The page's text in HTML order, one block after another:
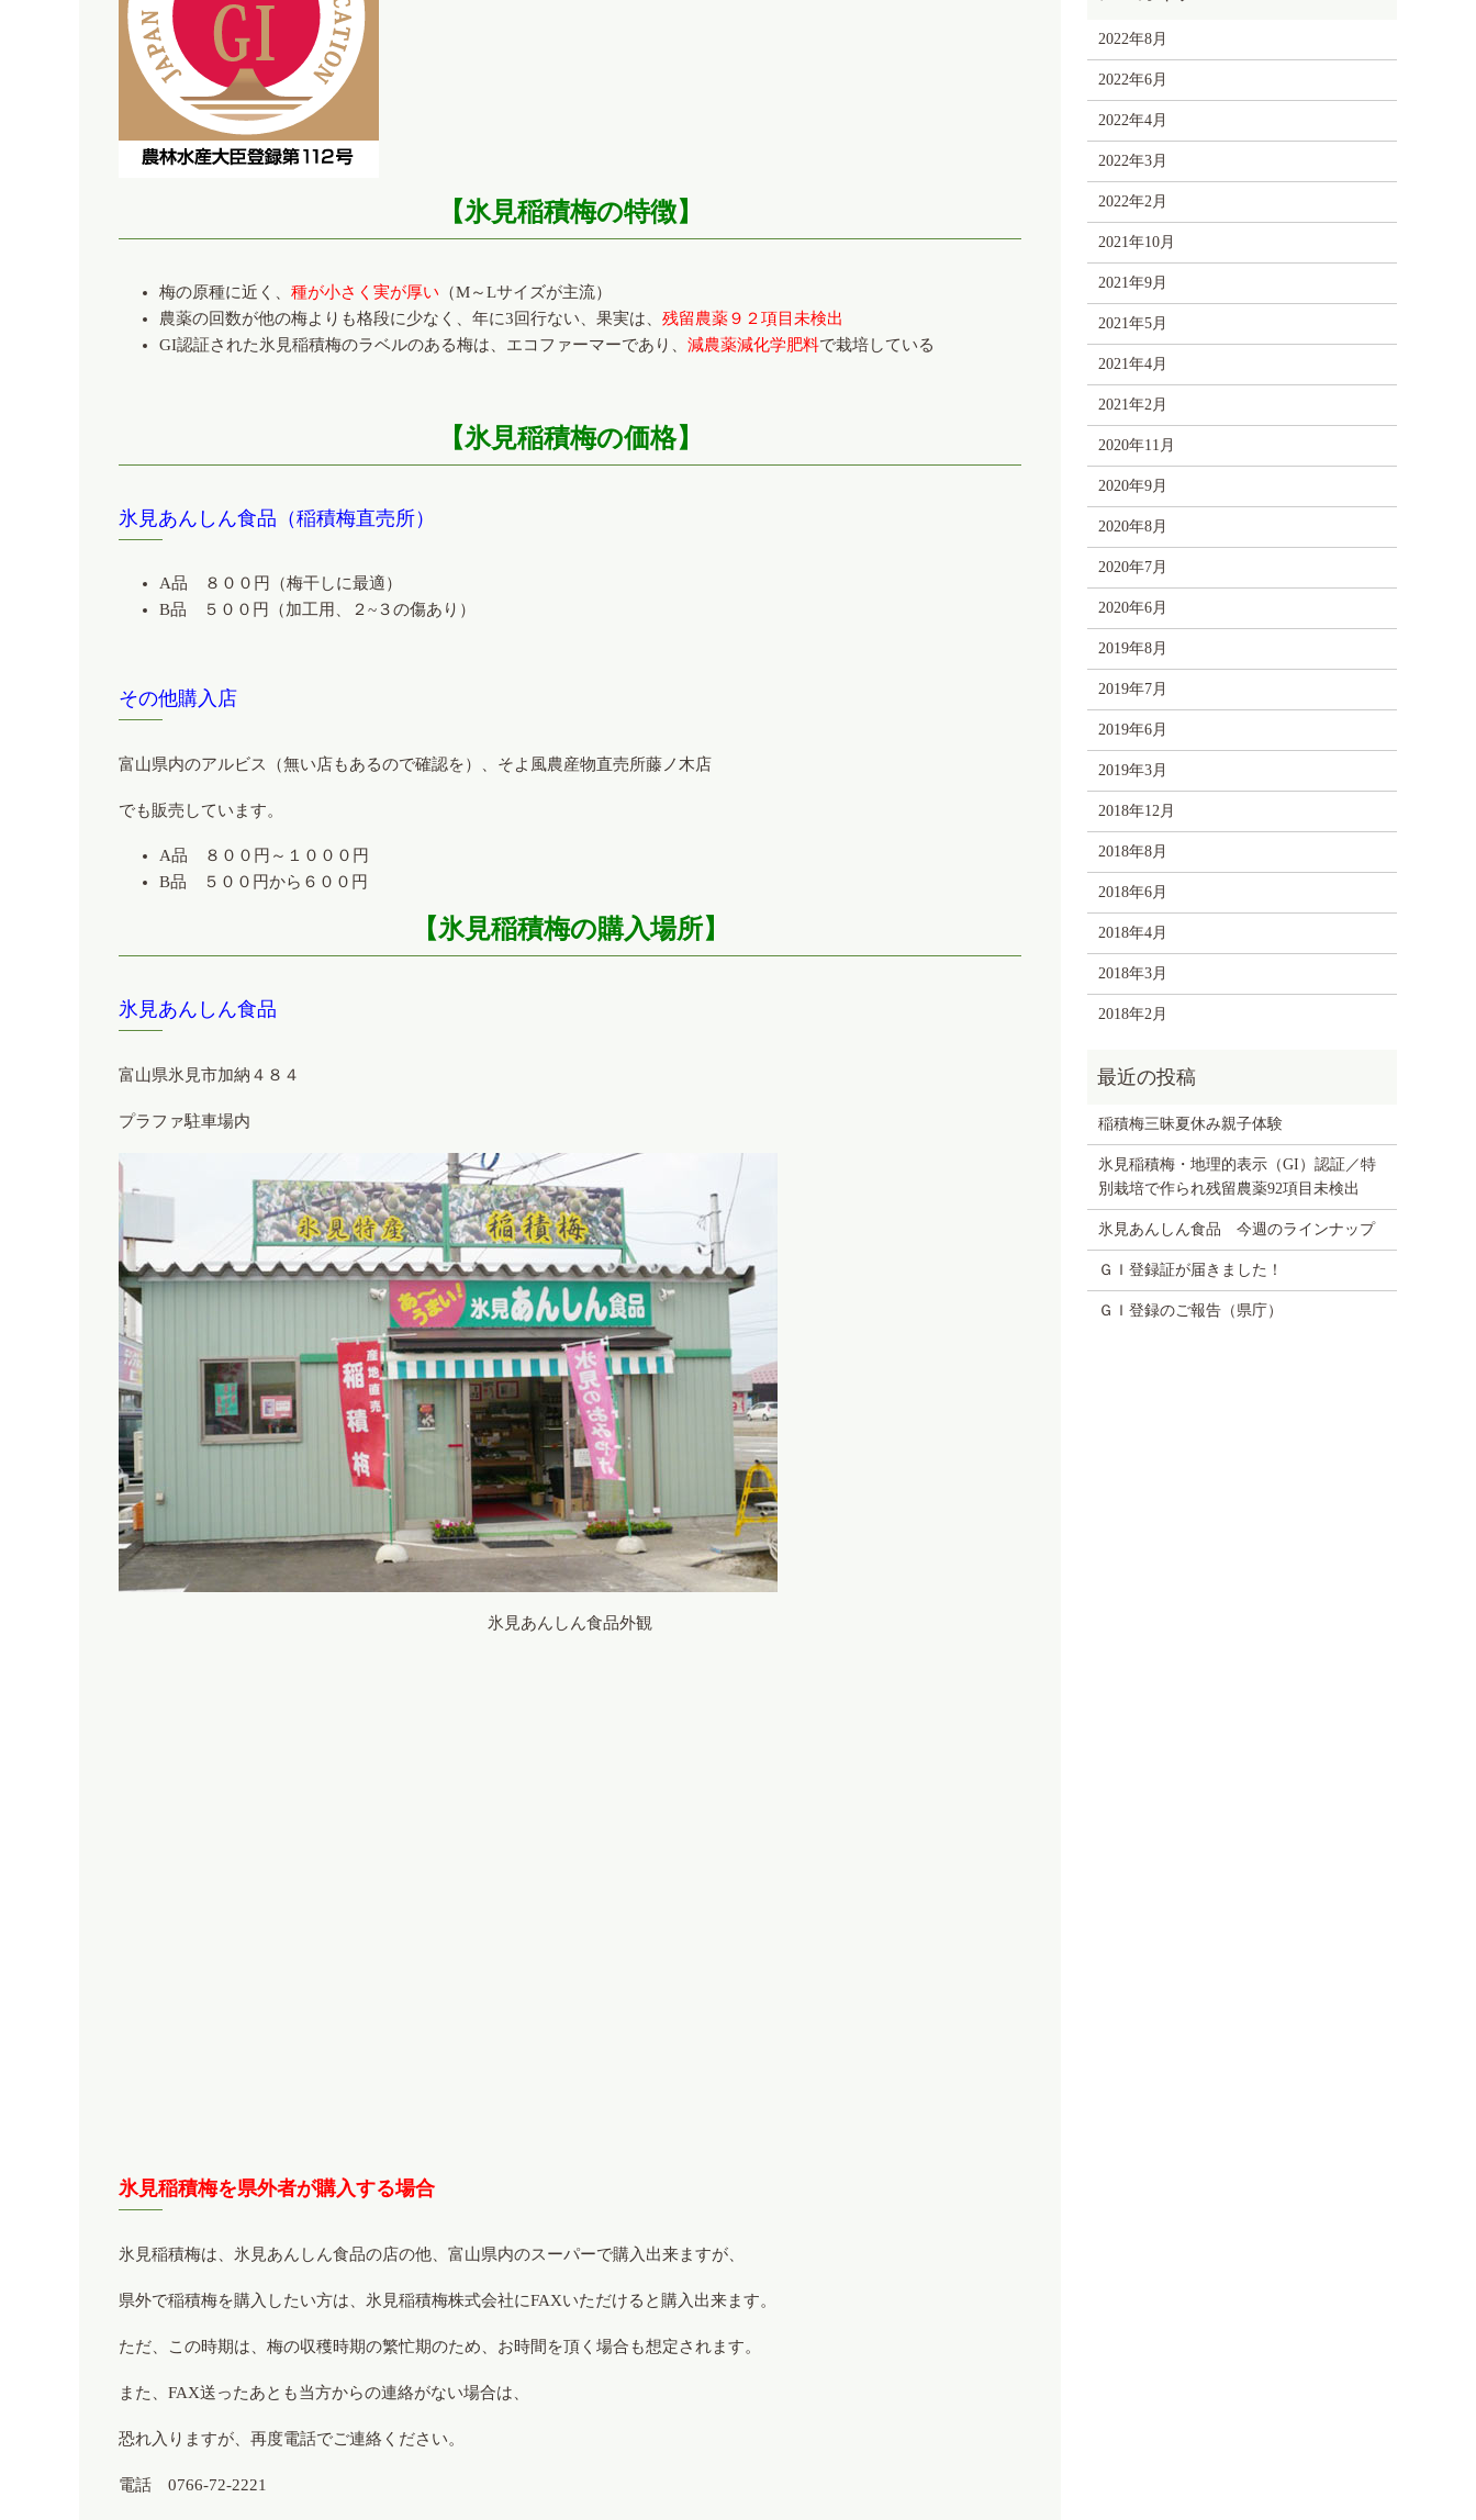
【氷見稲積梅の特徴】
梅の原種に近く、種が小さく実が厚い （M～Lサイズが主流）
農薬の回数が他の梅よりも格段に少なく、年に3回行ない、果実は、残留農薬９２項目未検出
GI認証された氷見稲積梅のラベルのある梅は、エコファーマーであり、減農薬減化学肥料で栽培している
【氷見稲積梅の価格】
氷見あんしん食品（稲積梅直売所）
A品 ８００円（梅干しに最適）
B品 ５００円（加工用、２~３の傷あり）
その他購入店
富山県内のアルビス（無い店もあるので確認を）、そよ風農産物直売所藤ノ木店
でも販売しています。
A品 ８００円～１０００円
B品 ５００円から６００円
【氷見稲積梅の購入場所】
氷見あんしん食品
富山県氷見市加納４８４
プラファ駐車場内
氷見あんしん食品外観
氷見稲積梅を県外者が購入する場合
氷見稲積梅は、氷見あんしん食品の店の他、富山県内のスーパーで購入出来ますが、
県外で稲積梅を購入したい方は、氷見稲積梅株式会社にFAXいただけると購入出来ます。
ただ、この時期は、梅の収穫時期の繁忙期のため、お時間を頂く場合も想定されます。
また、FAX送ったあとも当方からの連絡がない場合は、
恐れ入りますが、再度電話でご連絡ください。
電話 0766-72-2221
2022年8月
2022年6月
2022年4月
2022年3月
2022年2月
2021年10月
2021年9月
2021年5月
2021年4月
2021年2月
2020年11月
2020年9月
2020年8月
2020年7月
2020年6月
2019年8月
2019年7月
2019年6月
2019年3月
2018年12月
2018年8月
2018年6月
2018年4月
2018年3月
2018年2月
稲積梅三昧夏休み親子体験
氷見稲積梅・地理的表示（GI）認証／特
別栽培で作られ残留農薬92項目未検出
氷見あんしん食品 今週のラインナップ
ＧＩ登録証が届きました！
ＧＩ登録のご報告（県庁）